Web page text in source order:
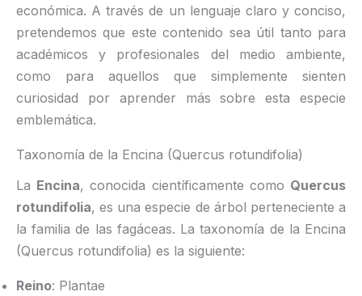
económica. A través de un lenguaje claro y conciso,
pretendemos que este contenido sea útil tanto para
académicos y profesionales del medio ambiente,
como para aquellos que simplemente sienten
curiosidad por aprender más sobre esta especie
emblemática.
Taxonomía de la Encina (Quercus rotundifolia)
La Encina, conocida científicamente como Quercus
rotundifolia, es una especie de árbol perteneciente a
la familia de las fagáceas. La taxonomía de la Encina
(Quercus rotundifolia) es la siguiente:
Reino: Plantae